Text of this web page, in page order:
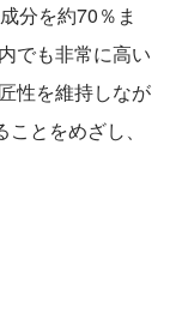
分を約70％ま
でも非常に高い
性を維持しなが
とをめざし、